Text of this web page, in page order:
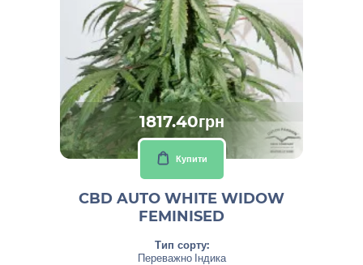
1817.40грн
Купити
CBD AUTO WHITE WIDOW
FEMINISED
Тип сорту:
Переважно Індика